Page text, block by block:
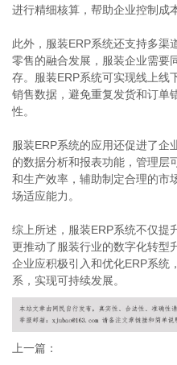
进行精细核算，帮助企业控制成
此外，服装ERP系统还支持多渠
零售的融合发展，服装企业需要
存。服装ERP系统可实现线上线
销售数据，避免重复发货和订单
性。
服装ERP系统的应用还促进了企
的数据分析和报表功能，管理层
和生产效率，辅助制定合理的市
场适应能力。
综上所述，服装ERP系统不仅提
更推动了服装行业的数字化转型
企业应积极引入和优化ERP系统
系，实现可持续发展。
上一篇：